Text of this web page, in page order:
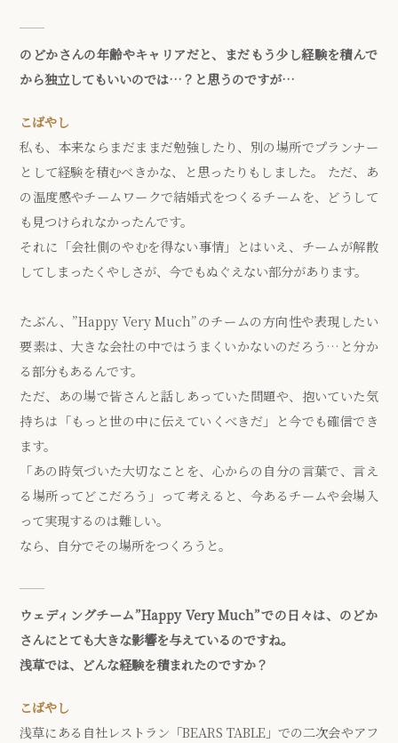
のどかさんの年齢やキャリアだと、まだもう少し経験を積んで
から独立してもいいのでは…？と思うのですが…
こばやし
私も、本来ならまだままだ勉強したり、別の場所でプランナー
として経験を積むべきかな、と思ったりもしました。 ただ、あ
の温度感やチームワークで結婚式をつくるチームを、どうして
も見つけられなかったんです。
それに「会社側のやむを得ない事情」とはいえ、チームが解散
してしまったくやしさが、今でもぬぐえない部分があります。
たぶん、”Happy Very Much”のチームの方向性や表現したい
要素は、大きな会社の中ではうまくいかないのだろう…と分か
る部分もあるんです。
ただ、あの場で皆さんと話しあっていた問題や、抱いていた気
持ちは「もっと世の中に伝えていくべきだ」と今でも確信でき
ます。
「あの時気づいた大切なことを、心からの自分の言葉で、言え
る場所ってどこだろう」って考えると、今あるチームや会場入
って実現するのは難しい。
なら、自分でその場所をつくろうと。
ウェディングチーム”Happy Very Much”での日々は、のどか
さんにとても大きな影響を与えているのですね。
浅草では、どんな経験を積まれたのですか？
こばやし
浅草にある自社レストラン「BEARS TABLE」での二次会やアフ